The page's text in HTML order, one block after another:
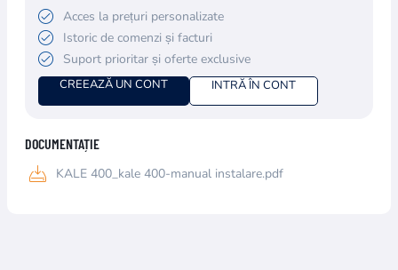
Acces la prețuri personalizate
Istoric de comenzi și facturi
Suport prioritar și oferte exclusive
CREEAZĂ UN CONT INTRĂ ÎN CONT
DOCUMENTAȚIE
KALE 400_kale 400-manual instalare.pdf